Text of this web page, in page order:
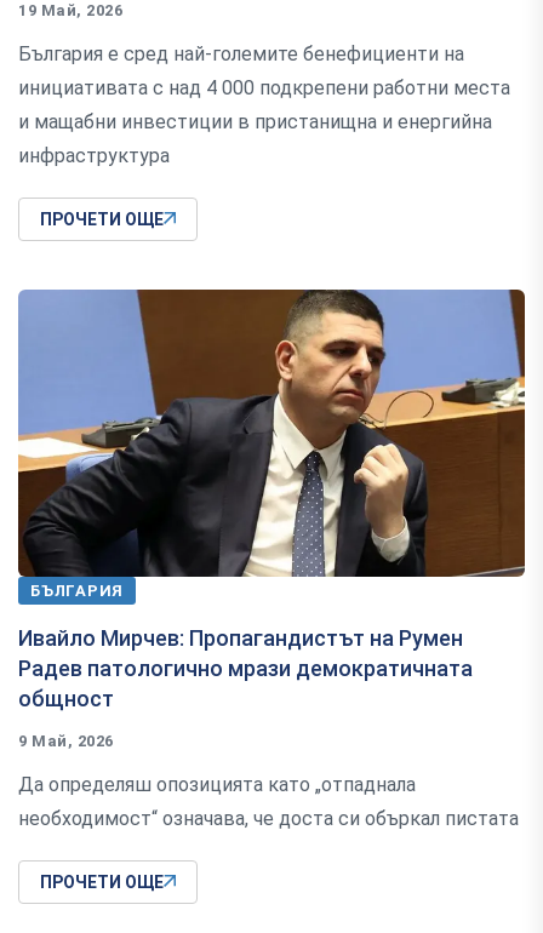
19 Май, 2026
България е сред най-големите бенефициенти на
инициативата с над 4 000 подкрепени работни места
и мащабни инвестиции в пристанищна и енергийна
инфраструктура
ПРОЧЕТИ ОЩЕ
БЪЛГАРИЯ
Ивайло Мирчев: Пропагандистът на Румен
Радев патологично мрази демократичната
общност
9 Май, 2026
Да определяш опозицията като „отпаднала
необходимост“ означава, че доста си объркал пистата
ПРОЧЕТИ ОЩЕ